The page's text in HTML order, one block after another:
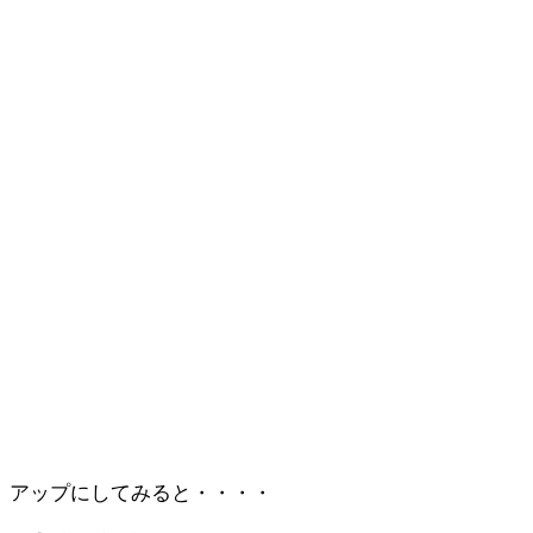
アップにしてみると・・・・